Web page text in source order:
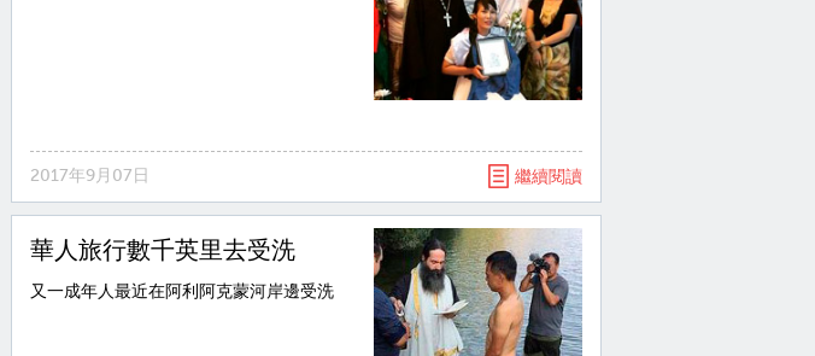
2017年9月07日 繼續閱讀
華人旅行數千英里去受洗
又一成年人最近在阿利阿克蒙河岸邊受洗